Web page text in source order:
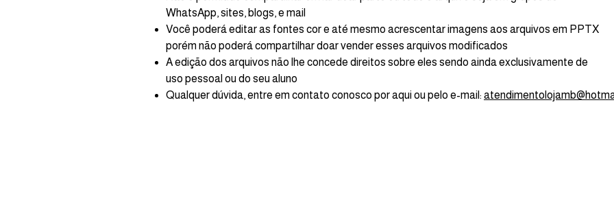
WhatsApp, sites, blogs, e mail
Você poderá editar as fontes cor e até mesmo acrescentar imagens aos arquivos em PPTX
porém não poderá compartilhar doar vender esses arquivos modificados
A edição dos arquivos não lhe concede direitos sobre eles sendo ainda exclusivamente de
uso pessoal ou do seu aluno
Qualquer dúvida, entre em contato conosco por aqui ou pelo e-mail: